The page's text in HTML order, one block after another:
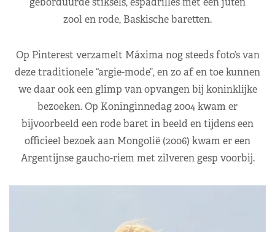
zool en rode, Baskische baretten.
Op Pinterest verzamelt Máxima nog steeds foto’s van
deze traditionele “argie-mode”, en zo af en toe kunnen
we daar ook een glimp van opvangen bij koninklijke
bezoeken. Op Koninginnedag 2004 kwam er
bijvoorbeeld een rode baret in beeld en tijdens een
officieel bezoek aan Mongolië (2006) kwam er een
Argentijnse gaucho-riem met zilveren gesp voorbij.